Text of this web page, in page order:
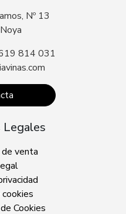
Nº 13
814 031
de venta
Cookies